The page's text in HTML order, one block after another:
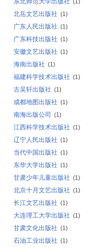
(1)
北岳文艺出版社 (1)
广东人民出版社 (1)
广东科技出版社 (1)
安徽文艺出版社 (1)
海南出版社 (1)
福建科学技术出版社 (1)
古吴轩出版社 (1)
成都地图出版社 (1)
南海出版公司 (1)
江西科学技术出版社 (1)
辽宁人民出版社 (1)
当代中国出版社 (1)
东华大学出版社 (1)
甘肃少年儿童出版社 (1)
北京十月文艺出版社 (1)
长江文艺出版社 (1)
大连理工大学出版社 (1)
甘肃文化出版社 (1)
石油工业出版社 (1)